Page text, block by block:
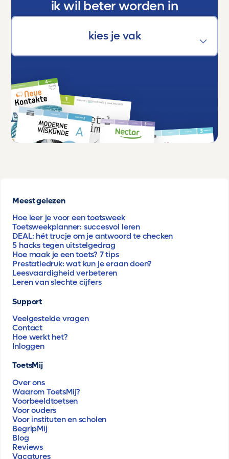
ik wil beter worden in
Meest gelezen
Hoe leer je voor een toetsweek
Toetsweekplanner: succesvol leren
DEAL: hét trucje om je antwoord te checken
5 hacks tegen uitstelgedrag
Hoe maak je een toets? 7 tips
Prestatiedruk: wat kun je eraan doen?
Leesvaardigheid verbeteren
Leren van slechte cijfers
Support
Veelgestelde vragen
Contact
Hoe werkt het?
Inloggen
ToetsMij
Over ons
Waarom ToetsMij?
Voorbeeldtoetsen
Voor ouders
Voor instituten en scholen
BegripMij
Blog
Reviews
Vacatures